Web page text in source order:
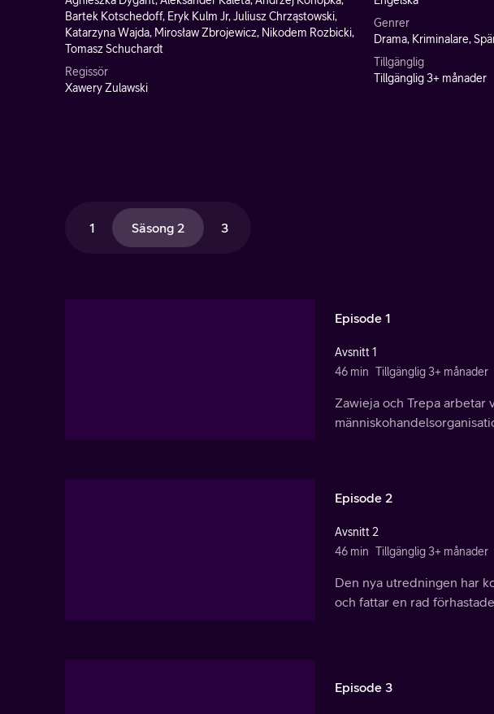
Bartek Kotschedoff, Eryk Kulm Jr, Juliusz Chrząstowski,
Katarzyna Wajda, Mirosław Zbrojewicz, Nikodem Rozbicki,
Tomasz Schuchardt
Regissör
Xawery Zulawski
Genrer
Drama, Kriminalare,
Tillgänglig
Tillgänglig 3+ månader
1 Säsong 2 3
Episode 1
Avsnitt 1
46 min Tillgänglig 3+ månader
Zawieja och Trepa arbetar
Episode 2
Avsnitt 2
46 min Tillgänglig 3+ månader
Den nya utredningen har
och fattar en rad
Episode 3